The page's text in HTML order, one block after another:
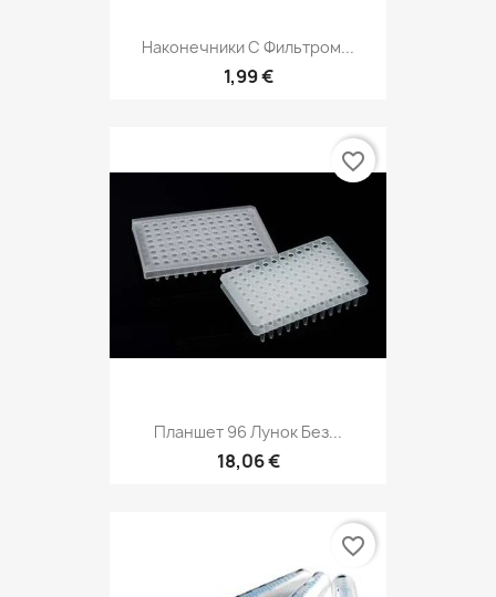
Наконечники С Фильтром...
1,99 €
Планшет 96 Лунок Без...
18,06 €
favorite_border
favorite_border